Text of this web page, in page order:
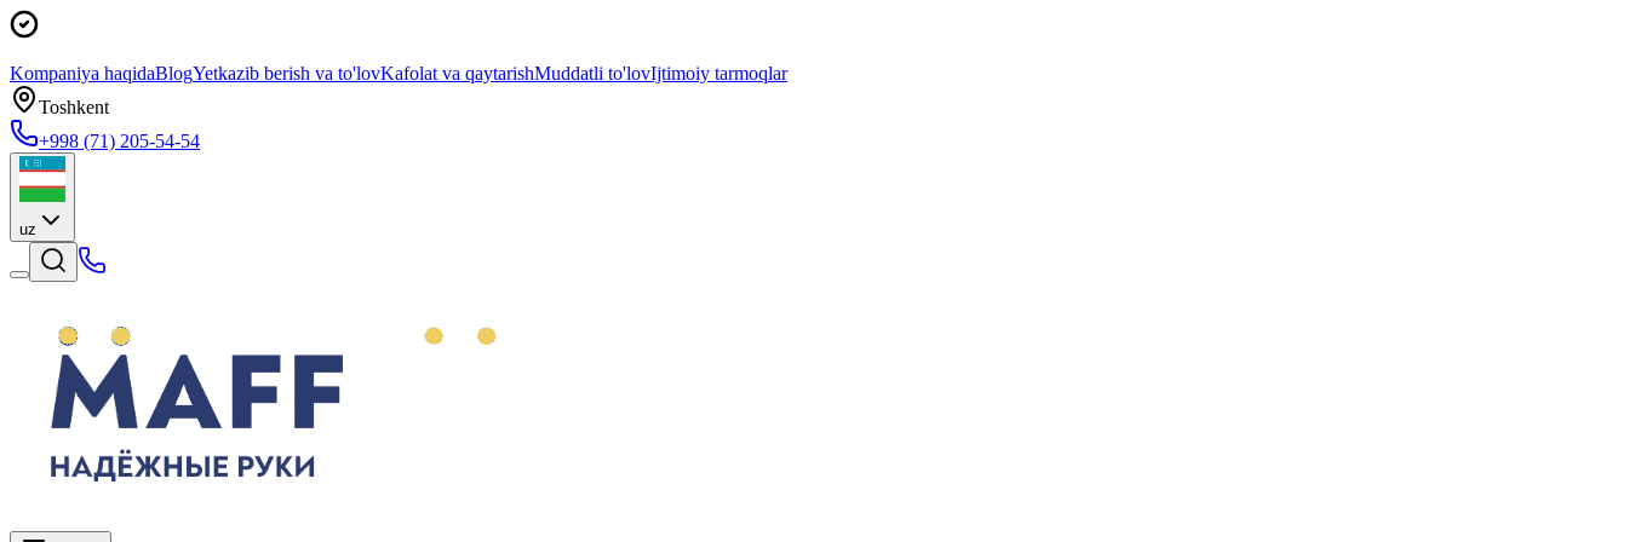
Kompaniya haqidaBlogYetkazib berish va to'lovKafolat va qaytarishMuddatli to'lovIjtimoiy tarmoqlar
Toshkent
+998 (71) 205-54-54
uz